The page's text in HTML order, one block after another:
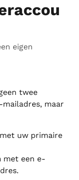
eigen
twee
maar
met uw primaire
met een e-